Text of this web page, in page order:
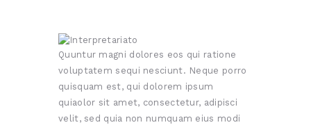
PREVENTIVO
CONTATTI
0 ITEMS
€ 0,00
Quuntur magni dolores eos qui ratione
voluptatem sequi nesciunt. Neque porro
quisquam est, qui dolorem ipsum
quiaolor sit amet, consectetur, adipisci
velit, sed quia non numquam eius modi